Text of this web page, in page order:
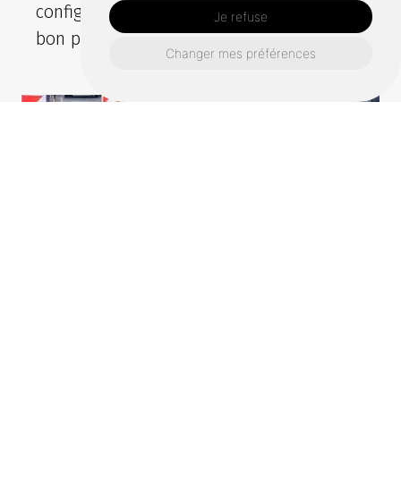
Je refuse
Changer mes préférences
configurations selon votre budget pour un
bon prix et une livraison rapide.